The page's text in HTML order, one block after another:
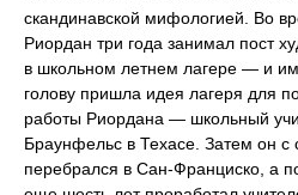
скандинавской мифологией. Во
Риордан три года занимал пост
в школьном летнем лагере — и
голову пришла идея лагеря для
работы Риордана — школьный
Браунфельс в Техасе. Затем он с
перебрался в Сан-Франциско, а